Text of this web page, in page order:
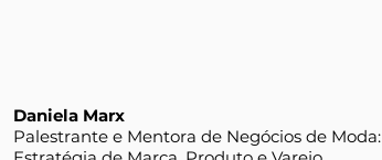
Daniela Marx
Palestrante e Mentora de Negócios de Moda: